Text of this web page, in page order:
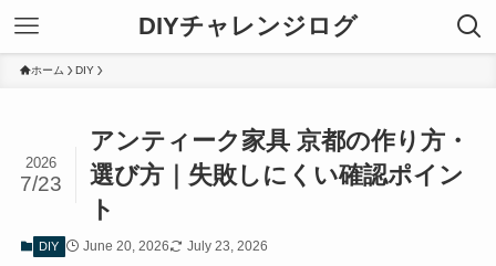
DIYチャレンジログ
ホーム DIY
アンティーク家具 京都の作り方・
選び方｜失敗しにくい確認ポイン
ト
2026
7/23
DIY June 20, 2026 July 23, 2026